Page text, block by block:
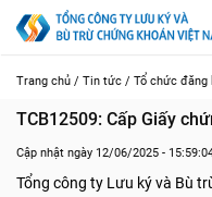
Trang chủ / Tin tức / Tổ chức đăng
TCB12509: Cấp Giấy
Cập nhật ngày 12/06/2025 -
Tổng công ty Lưu ký và Bù